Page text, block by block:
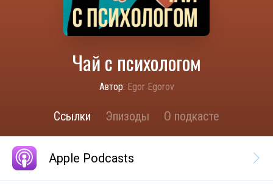
Чай с психологом
Автор: Egor Egorov
Ссылки Эпизоды О подкасте
Apple Podcasts